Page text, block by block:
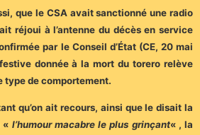
que le CSA avait sanctionné une radio
réjoui à l’antenne du décès en service
par le Conseil d’État (CE, 20 mai
donnée à la mort du torero relève
type de comportement.
qu’on ait recours, ainsi que le disait la
« l’humour macabre le plus grinçant« , la